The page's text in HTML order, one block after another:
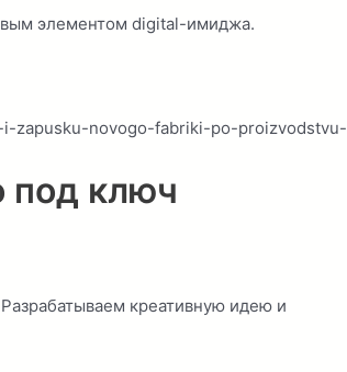
элементом digital-имиджа.
zapusku-novogo-fabriki-po-proizvodstvu-
под ключ
креативную идею и